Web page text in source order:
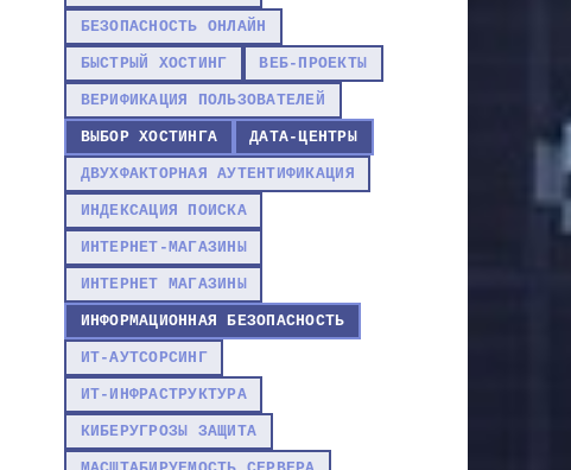
БЕЗОПАСНОСТЬ ОНЛАЙН
БЫСТРЫЙ ХОСТИНГ ВЕБ-ПРОЕКТЫ
ВЕРИФИКАЦИЯ ПОЛЬЗОВАТЕЛЕЙ
ВЫБОР ХОСТИНГА ДАТА-ЦЕНТРЫ
ДВУХФАКТОРНАЯ АУТЕНТИФИКАЦИЯ
ИНДЕКСАЦИЯ ПОИСКА
ИНТЕРНЕТ-МАГАЗИНЫ
ИНТЕРНЕТ МАГАЗИНЫ
ИНФОРМАЦИОННАЯ БЕЗОПАСНОСТЬ
ИТ-АУТСОРСИНГ
ИТ-ИНФРАСТРУКТУРА
КИБЕРУГРОЗЫ ЗАЩИТА